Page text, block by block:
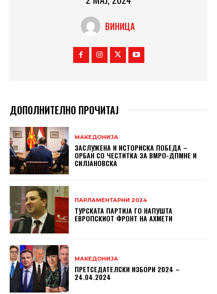
ВИНИЦА
ДОПОЛНИТЕЛНО ПРОЧИТАЈ
МАКЕДОНИЈА
ЗАСЛУЖЕНА И ИСТОРИСКА ПОБЕДА –
ОРБАН СО ЧЕСТИТКА ЗА ВМРО-ДПМНЕ И
СИЛЈАНОВСКА
ПАРЛАМЕНТАРНИ 2024
ТУРСКАТА ПАРТИЈА ГО НАПУШТА
ЕВРОПСКИОТ ФРОНТ НА АХМЕТИ
МАКЕДОНИЈА
ПРЕТСЕДАТЕЛСКИ ИЗБОРИ 2024 –
24.04.2024